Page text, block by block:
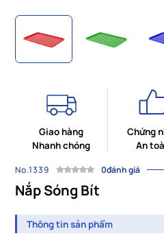
Giao hàng
Nhanh chóng
Chứng
An
No.1339 0đánh giá
Nắp Sóng Bít
Thông tin sản phẩm